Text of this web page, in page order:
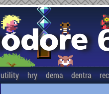
utility hry dema dentra